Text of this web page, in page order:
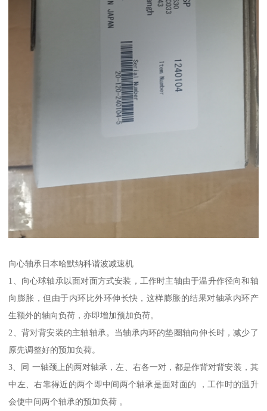
向心轴承日本哈默纳科谐波减速机
1、向心球轴承以面对面方式安装，工作时主轴由于温升作径向和轴
向膨胀，但由于内环比外环伸长快，这样膨胀的结果对轴承内环产
生额外的轴向负荷，亦即增加预加负荷。
2、背对背安装的主轴轴承。当轴承内环的垫圈轴向伸长时，减少了
原先调整好的预加负荷。
3、同 一轴颈上的两对轴承，左、右各一对，都是作背对背安装，其
中左、右靠得近的两个即中间两个轴承是面对面的 ，工作时的温升
会使中间两个轴承的预加负荷 。